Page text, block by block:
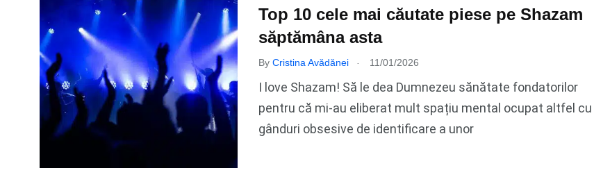
Top 10 cele mai căutate piese pe Shazam
săptămâna asta
By Cristina Avădănei 11/01/2026
I love Shazam! Să le dea Dumnezeu sănătate fondatorilor
pentru că mi-au eliberat mult spațiu mental ocupat altfel cu
gânduri obsesive de identificare a unor